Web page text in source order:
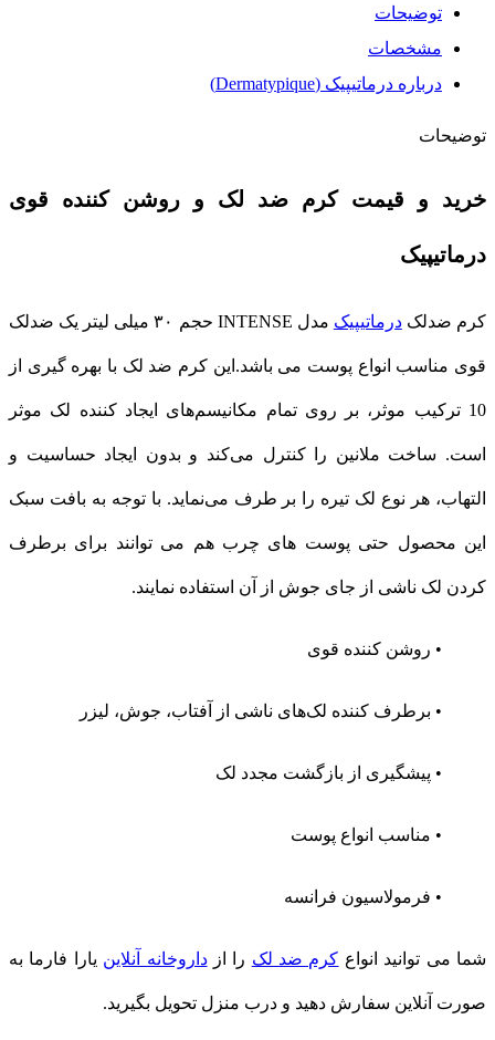
توضیحات
مشخصات
درباره درماتیپیک (Dermatypique)
توضیحات
خرید و قیمت کرم ضد لک و روشن کننده قوی
درماتیپیک
کرم ضدلکدرماتیپیک مدل INTENSE حجم ۳۰ میلی لیتر یک ضدلک
قوی مناسب انواع پوست می باشد.این کرم ضد لک با بهره گیری از
10 ترکیب موثر، بر روی تمام مکانیسم‌های ایجاد کننده لک موثر
است. ساخت ملانین را کنترل می‌کند و بدون ایجاد حساسیت و
التهاب، هر نوع لک تیره را بر طرف می‌نماید. با توجه به بافت سبک
این محصول حتی پوست های چرب هم می توانند برای برطرف
کردن لک ناشی از جای جوش از آن استفاده نمایند.
• روشن کننده قوی
• برطرف کننده لک‌های ناشی از آفتاب، جوش، لیزر
• پیشگیری از بازگشت مجدد لک
• مناسب انواع پوست
• فرمولاسیون فرانسه
شما می توانید انواع کرم ضد لک را ازداروخانه آنلاین یارا فارما به
صورت آنلاین سفارش دهید و درب منزل تحویل بگیرید.